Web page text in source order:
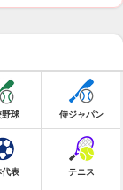
野球 侍ジャパン
代表 テニス